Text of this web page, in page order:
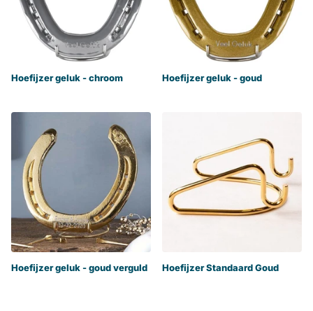
Hoefijzer geluk - chroom Hoefijzer geluk - goud
Hoefijzer geluk - goud verguld Hoefijzer Standaard Goud